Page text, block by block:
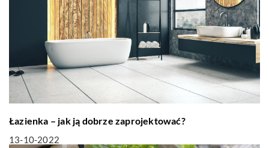
Łazienka – jak ją dobrze zaprojektować?
13-10-2022